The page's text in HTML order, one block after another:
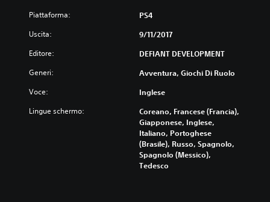
Piattaforma: PS4
Uscita: 9/11/2017
Editore: DEFIANT DEVELOPMENT
Generi: Avventura, Giochi Di Ruolo
Voce: Inglese
Lingue schermo:
Coreano, Francese (Francia),
Giapponese, Inglese,
Italiano, Portoghese
(Brasile), Russo, Spagnolo,
Spagnolo (Messico),
Tedesco